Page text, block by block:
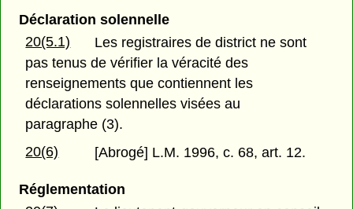
Déclaration solennelle
20(5.1)
Les registraires de district ne sont
pas tenus de vérifier la véracité des
renseignements que contiennent les
déclarations solennelles visées au
paragraphe (3).
20(6)
[Abrogé] L.M. 1996, c. 68, art. 12.
Réglementation